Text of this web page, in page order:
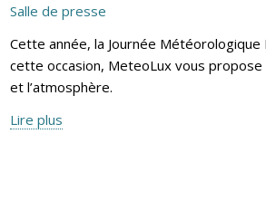
Salle de presse
Cette année, la Journée
cette occasion, MeteoLux vous
et l’atmosphère.
Lire plus